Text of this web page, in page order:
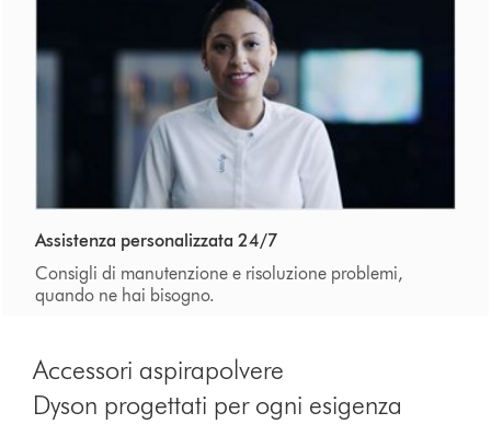
Assistenza personalizzata 24/7
Consigli di manutenzione e risoluzione problemi,
quando ne hai bisogno.
Accessori aspirapolvere
Dyson progettati per ogni esigenza